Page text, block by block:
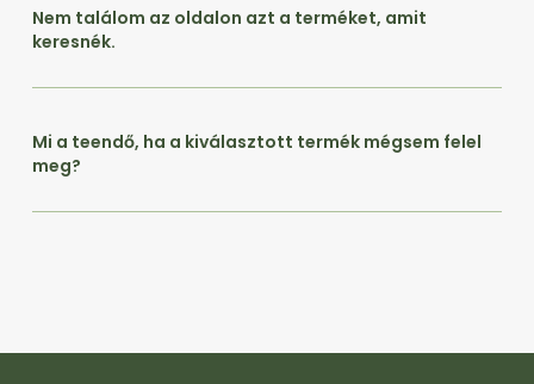
Nem találom az oldalon azt a terméket, amit
keresnék.
Mi a teendő, ha a kiválasztott termék mégsem felel
meg?